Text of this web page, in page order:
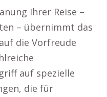
Ihrer Reise –
– übernimmt das
die Vorfreude
auf spezielle
die für